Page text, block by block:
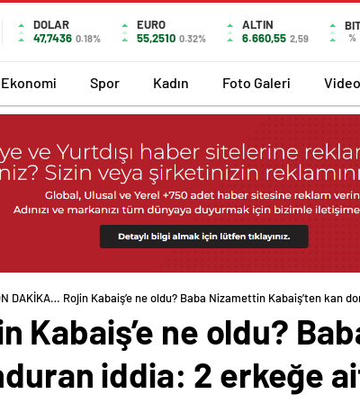
DOLAR
47,7436 0.18%
EURO
55,2510 0.32%
ALTIN
6.660,55 2,59 %
Ekonomi Spor Kadın Foto Galeri
DAKİKA… Rojin Kabaiş’e ne oldu? Baba Nizamettin Kabaiş’ten kan
Kabaiş’e ne oldu?
iddia: 2 erkeğe